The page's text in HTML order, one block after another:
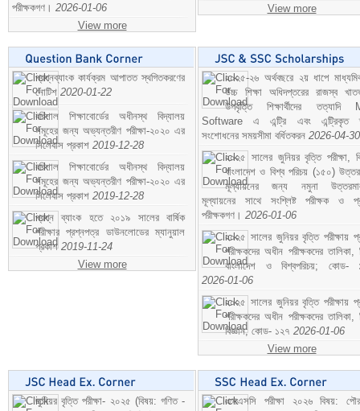
পরীক্ষকগণ। 2026-01-06
View more
View more
প্রশ্নব্যাংক কার্যক্রম আপাতত স্থগিতকরণের
নোটিশ 2020-01-22
বরিশাল শিক্ষাবোর্ডের অধীনস্থ বিদ্যালয়
সমূহের জন্য অভ্যন্তরীণ পরীক্ষা-২০২০ এর
সিলেবাস প্রকাশ 2019-12-28
বরিশাল শিক্ষাবোর্ডের অধীনস্থ বিদ্যালয়
সমূহের জন্য অভ্যন্তরীণ পরীক্ষা-২০২০ এর
সিলেবাস প্রকাশ 2019-12-28
প্রশ্ন ব্যাংক হতে ২০১৯ সালের বার্ষিক
পরীক্ষার প্রশ্নপত্র ডাউনলোডের ম্যানুয়াল
প্রকাশ 2019-11-24
View more
২০২৫-২৬ অর্থবছরে ২য় ধাপে
উচ্চ শিক্ষা অধিদপ্তরের রাজস্ব
উপবৃত্তি শিক্ষার্থীদের তত্যাদি
Software এ এন্ট্রি এবং এন্ট্রিকৃত
সংশোধনের সময়সীমা বর্ধিতকরন 2026-04-30
২০২৫ সালের জুনিয়র বৃত্তি পরীক্ষা,
বাংলাদেশ ও বিশ্ব পরিচয় (১৫০)
মূল্যায়নের জন্য নমুনা
মূল্যায়নের সাথে সংশ্লিষ্ট পরীক্ষক ও
পরীক্ষকগণ। 2026-01-06
২০২৫ সালের জুনিয়র বৃত্তি পরীক্ষায়
পরীক্ষকদের অধীন পরীক্ষকদের তালিকা,
বাংলাদেশ ও বিশ্বপরিচয়; কোড-
2026-01-06
২০২৫ সালের জুনিয়র বৃত্তি পরীক্ষায়
পরীক্ষকদের অধীন পরীক্ষকদের তালিকা,
বিজ্ঞান; কোড- ১২৭ 2026-01-06
View more
জুনিয়র বৃত্তি পরীক্ষা- ২০২৫ (বিষয়: গণিত -
এসএসসি পরীক্ষা ২০২৬ বিষয়: